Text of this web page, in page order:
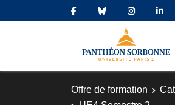
Offre de formation